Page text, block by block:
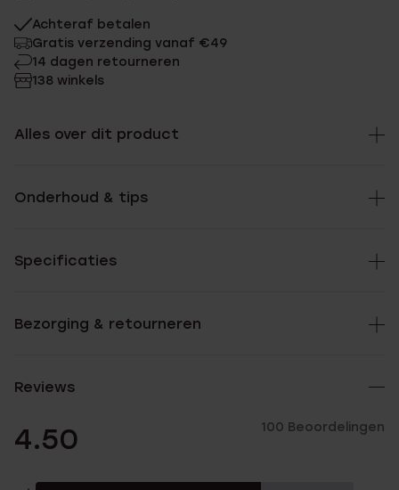
Achteraf betalen
Gratis verzending vanaf €49
14 dagen retourneren
138 winkels
Alles over dit product
Onderhoud & tips
Specificaties
Bezorging & retourneren
Reviews
4.50 100 Beoordelingen